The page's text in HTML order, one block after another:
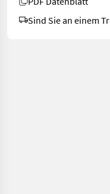
Sind Sie an einem